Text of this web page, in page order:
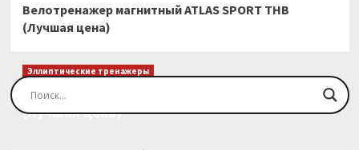
Велотренажер магнитный ATLAS SPORT THB
(Лучшая цена)
Эллиптические тренажеры
Эллиптический тренажер EVO FITNESS Orion
(Лучшая цена)